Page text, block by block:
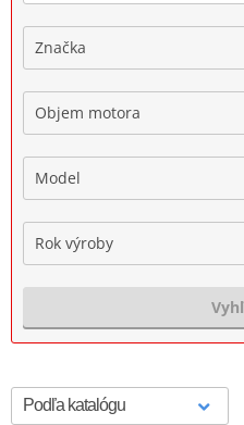
Značka
Objem motora
Model
Rok výroby